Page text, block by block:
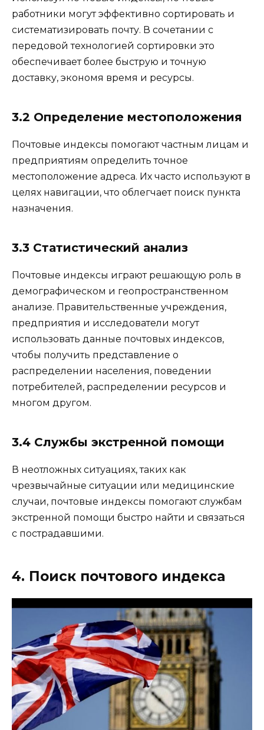
работники могут эффективно сортировать и
систематизировать почту. В сочетании с
передовой технологией сортировки это
обеспечивает более быструю и точную
доставку, экономя время и ресурсы.
3.2 Определение местоположения
Почтовые индексы помогают частным лицам и
предприятиям определить точное
местоположение адреса. Их часто используют в
целях навигации, что облегчает поиск пункта
назначения.
3.3 Статистический анализ
Почтовые индексы играют решающую роль в
демографическом и геопространственном
анализе. Правительственные учреждения,
предприятия и исследователи могут
использовать данные почтовых индексов,
чтобы получить представление о
распределении населения, поведении
потребителей, распределении ресурсов и
многом другом.
3.4 Службы экстренной помощи
В неотложных ситуациях, таких как
чрезвычайные ситуации или медицинские
случаи, почтовые индексы помогают службам
экстренной помощи быстро найти и связаться
с пострадавшими.
4. Поиск почтового индекса